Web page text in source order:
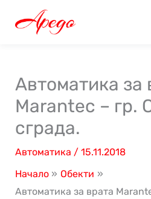
Автоматика за
Marantec – гр.
сграда.
Автоматика / 15.11.2018
Начало
Обекти
Автоматика за врата